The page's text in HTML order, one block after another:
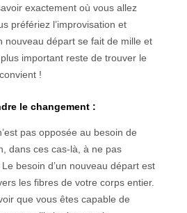
exactement où vous allez
préfériez l’improvisation et
nouveau départ se fait de mille et
important reste de trouver le
!
le changement :
pas opposée au besoin de
dans ces cas-là, à ne pas
besoin d’un nouveau départ est
les fibres de votre corps entier.
que vous êtes capable de